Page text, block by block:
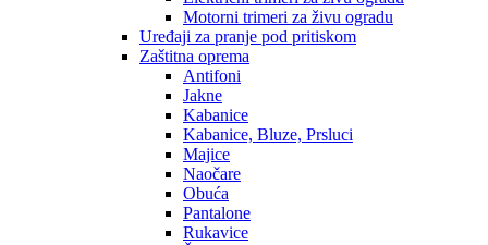
Motorni trimeri za živu ogradu
Uređaji za pranje pod pritiskom
Zaštitna oprema
Antifoni
Jakne
Kabanice
Kabanice, Bluze, Prsluci
Majice
Naočare
Obuća
Pantalone
Rukavice